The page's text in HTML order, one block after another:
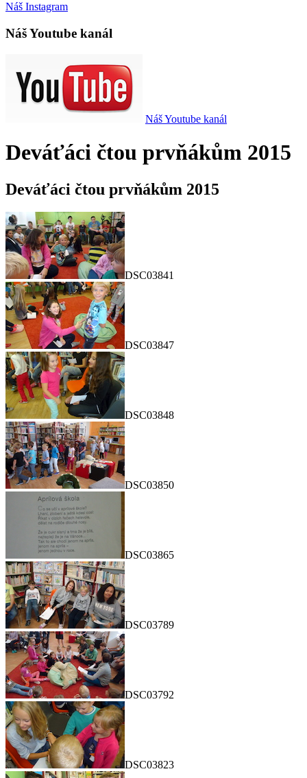
Náš Instagram
Náš Youtube kanál
Náš Youtube kanál
Deváťáci čtou prvňákům 2015
Deváťáci čtou prvňákům 2015
DSC03841
DSC03847
DSC03848
DSC03850
DSC03865
DSC03789
DSC03792
DSC03823